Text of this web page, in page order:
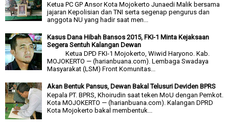
Ketua PC GP Ansor Kota Mojokerto Junaedi Malik bersama
jajaran Kepolisian dan TNI serta segenap pengurus dan
anggota NU yang hadir saat men...
Kasus Dana Hibah Bansos 2015, FKI-1 Minta Kejaksaan
Segera Sentuh Kalangan Dewan
Ketua DPD FKI-1 Mojokerto, Wiwid Haryono. Kab.
MOJOKERTO — (harianbuana.com). Lembaga Swadaya
Masyarakat (LSM) Front Komunitas...
Akan Bentuk Pansus, Dewan Bakal Telusuri Deviden BPRS
Kepala PT. BPRS, Khoirudin saat teken MoU dengan Pemkot.
Kota MOJOKERTO — (harianbuana.com). Kalangan DPRD
Kota Mojokerto bakal membentuk...